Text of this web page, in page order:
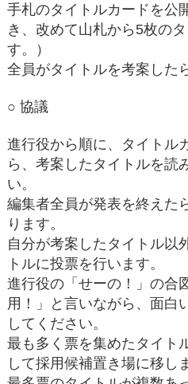
手札のタイトルカードを公
き、改めて山札から5枚の
す。）
全員がタイトルを考案した
○ 協議
進行役から順に、タイトル
ら、考案したタイトルを読
い。
編集者全員が発表を終えた
ります。
自分が考案したタイトル以
トルに投票を行います。
進行役の「せーの！」の合
用！」と言いながら、面白
してください。
最も多く票を集めたタイト
して採用候補置き場に移し